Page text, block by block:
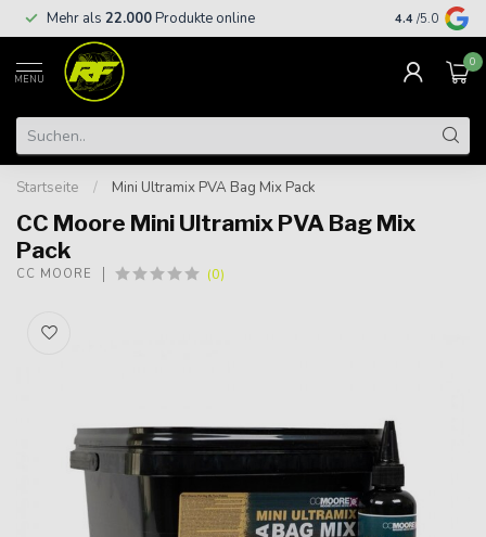
Mehr als 22.000Produkte online Kostenloser
€
4.4 /5.0
MENU
0
Startseite / Mini Ultramix PVA Bag Mix Pack
CC Moore Mini Ultramix PVA Bag Mix
Pack
CC MOORE (0)